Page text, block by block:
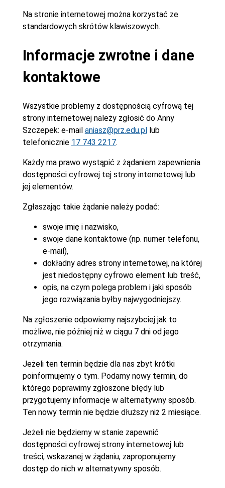
Na stronie internetowej można korzystać ze
standardowych skrótów klawiszowych.
Informacje zwrotne i dane
kontaktowe
Wszystkie problemy z dostępnością cyfrową tej
strony internetowej należy zgłosić do Anny
Szczepek: e-mail aniasz@prz.edu.pllub
telefonicznie 17 743 2217.
Każdy ma prawo wystąpić z żądaniem zapewnienia
dostępności cyfrowej tej strony internetowej lub
jej elementów.
Zgłaszając takie żądanie należy podać:
swoje imię i nazwisko,
swoje dane kontaktowe (np. numer telefonu,
e-mail),
dokładny adres strony internetowej, na której
jest niedostępny cyfrowo element lub treść,
opis, na czym polega problem i jaki sposób
jego rozwiązania byłby najwygodniejszy.
Na zgłoszenie odpowiemy najszybciej jak to
możliwe, nie później niż w ciągu 7 dni od jego
otrzymania.
Jeżeli ten termin będzie dla nas zbyt krótki
poinformujemy o tym. Podamy nowy termin, do
którego poprawimy zgłoszone błędy lub
przygotujemy informacje w alternatywny sposób.
Ten nowy termin nie będzie dłuższy niż 2 miesiące.
Jeżeli nie będziemy w stanie zapewnić
dostępności cyfrowej strony internetowej lub
treści, wskazanej w żądaniu, zaproponujemy
dostęp do nich w alternatywny sposób.